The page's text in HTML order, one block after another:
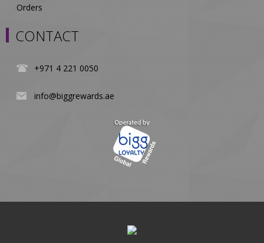
Orders
CONTACT
+971 4 221 0050
info@biggrewards.ae